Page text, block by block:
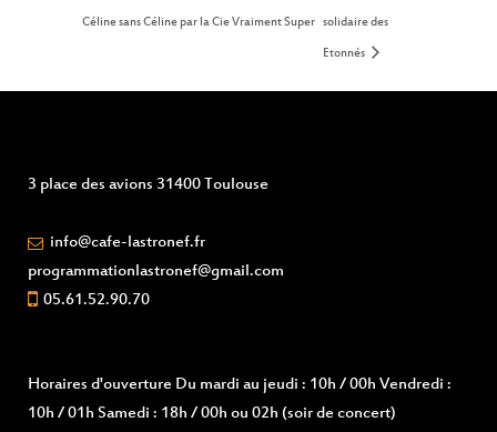
Céline sans Céline par la Cie Vraiment Super solidaire des
Etonnés
3 place des avions 31400 Toulouse
info@cafe-lastronef.fr
programmationlastronef@gmail.com
05.61.52.90.70
Horaires d'ouverture Du mardi au jeudi : 10h / 00h Vendredi :
10h / 01h Samedi : 18h / 00h ou 02h (soir de concert)